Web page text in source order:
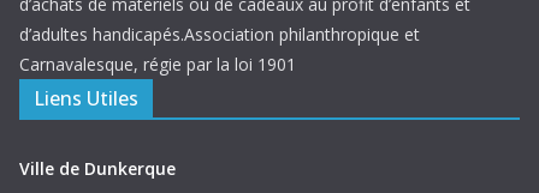
d’adultes handicapés.Association philanthropique et
Carnavalesque, régie par la loi 1901
Liens Utiles
Ville de Dunkerque